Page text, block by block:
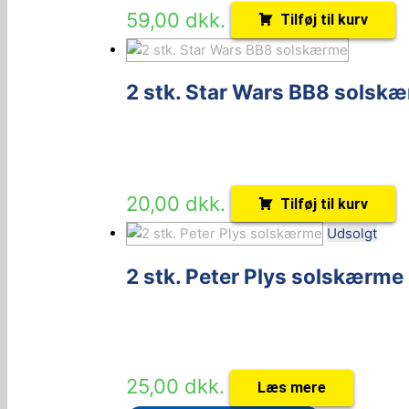
59,00 dkk. Tilføj til kurv
2 stk. Star Wars BB8
20,00 dkk.
Tilføj til kurv
Udsolgt
2 stk. Peter Plys solskærme
25,00 dkk. Læs mere